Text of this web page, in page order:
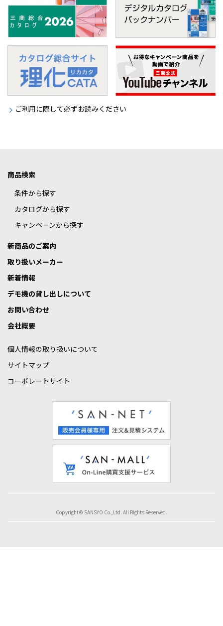
ご利用に際して必ずお読みください
商品検索
条件から探す
カタログから探す
キャンペーンから探す
新商品のご案内
取り扱いメーカー
新着情報
デモ機の貸し出しについて
お問い合わせ
会社概要
個人情報の取り扱いについて
サイトマップ
コーポレートサイト
Copyright© SANSYO Co.,Ltd. All Rights Reserved.